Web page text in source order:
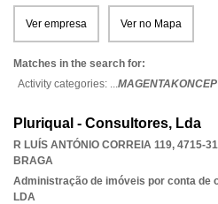
Ver empresa Ver no Mapa
Matches in the search for:
Activity categories: ...
Pluriqual - Consultores, Lda
R LUÍS ANTÓNIO CORREIA 119, 4715-
BRAGA
Administração de imóveis por conta de
LDA